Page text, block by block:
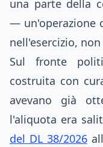
una parte della
— un'operazione
nell'esercizio,
Sul fronte
costruita con
avevano già
l'aliquota era
del DL 38/2026